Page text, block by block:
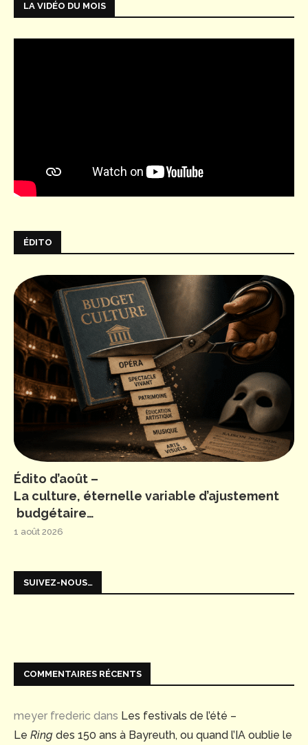
LA VIDÉO DU MOIS
ÉDITO
Édito d’août –
La culture, éternelle variable d’ajustement
budgétaire…
1 août 2026
SUIVEZ-NOUS…
COMMENTAIRES RÉCENTS
meyer frederic dans Les festivals de l’été –
Le Ring des 150 ans à Bayreuth, ou quand l’IA oublie le